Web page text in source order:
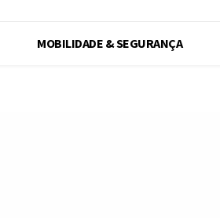
MOBILIDADE & SEGURANÇA